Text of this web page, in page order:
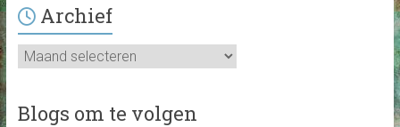
Archief
Archief
Blogs om te volgen